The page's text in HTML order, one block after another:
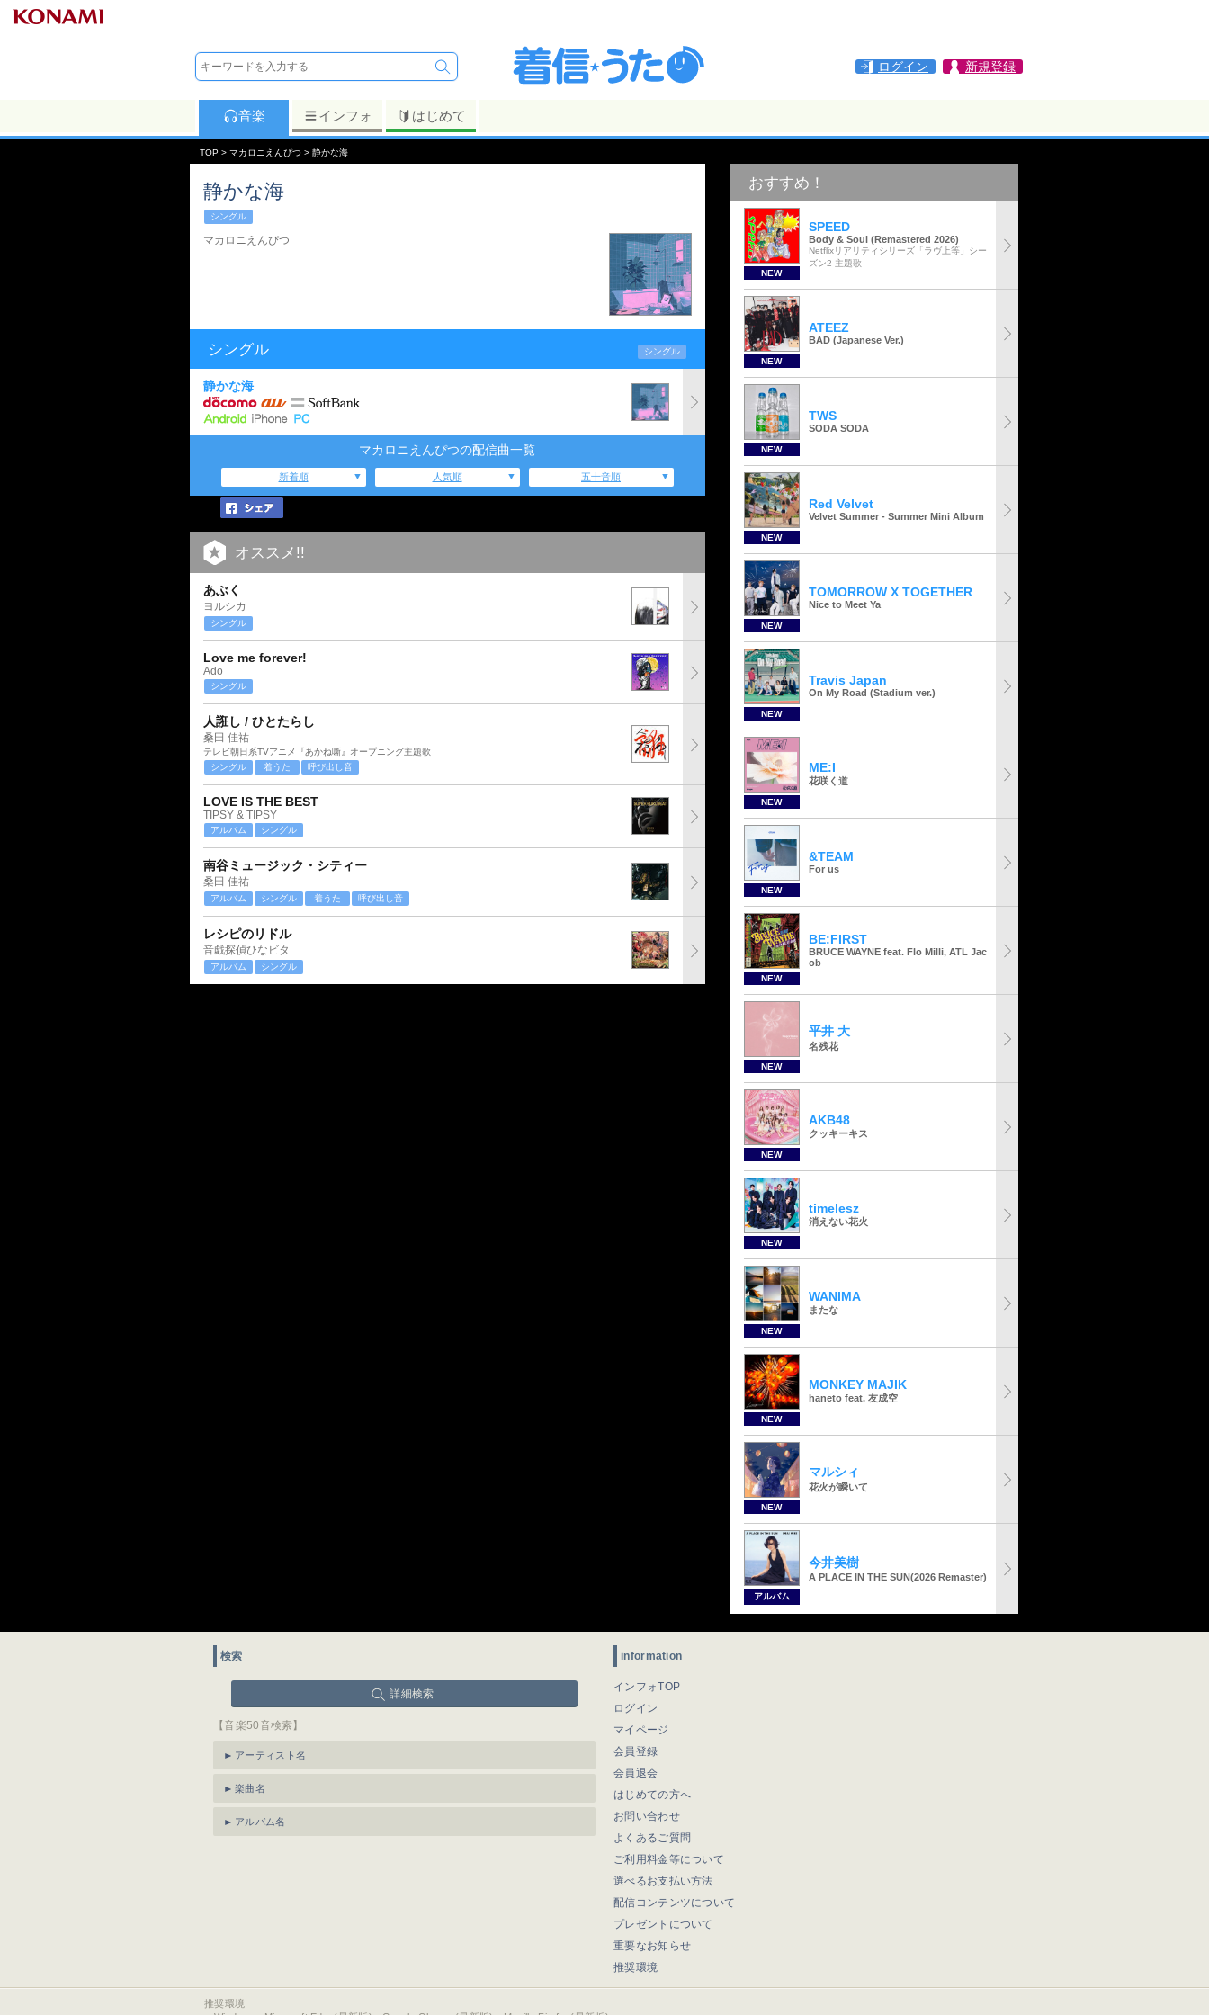
ログイン 新規登録
音楽 インフォ はじめて
TOP > マカロニえんぴつ > 静かな海
静かな海
シングル
マカロニえんぴつ
シングル シングル
静かな海
マカロニえんぴつの配信曲一覧
新着順 人気順 五十音順
オススメ!!
あぶく
ヨルシカ
シングル
Love me forever!
Ado
シングル
人誑し / ひとたらし
桑田 佳祐
テレビ朝日系TVアニメ『あかね噺』オープニング主題歌
シングル
着うた 呼び出し音
LOVE IS THE BEST
TIPSY & TIPSY
アルバム シングル
南谷ミュージック・シティー
桑田 佳祐
アルバム シングル 着うた 呼び出し音
レシピのリドル
音戯探偵ひなビタ
アルバム シングル
おすすめ！
NEW
SPEED
Body & Soul (Remastered 2026)
Netflixリアリティシリーズ「ラヴ上等」シー
ズン2 主題歌
NEW
ATEEZ
BAD (Japanese Ver.)
NEW
TWS
SODA SODA
NEW
Red Velvet
Velvet Summer - Summer Mini Album
NEW
TOMORROW X TOGETHER
Nice to Meet Ya
NEW
Travis Japan
On My Road (Stadium ver.)
NEW
ME:I
花咲く道
NEW
&TEAM
For us
NEW
BE:FIRST
BRUCE WAYNE feat. Flo Milli, ATL Jac
ob
NEW
平井 大
名残花
NEW
AKB48
クッキーキス
NEW
timelesz
消えない花火
NEW
WANIMA
またな
NEW
MONKEY MAJIK
haneto feat. 友成空
NEW
マルシィ
花火が瞬いて
アルバム
今井美樹
A PLACE IN THE SUN(2026 Remaster)
検索
詳細検索
【音楽50音検索】
アーティスト名
楽曲名
アルバム名
information
インフォTOP
ログイン
マイページ
会員登録
会員退会
はじめての方へ
お問い合わせ
よくあるご質問
ご利用料金等について
選べるお支払い方法
配信コンテンツについて
プレゼントについて
重要なお知らせ
推奨環境
推奨環境